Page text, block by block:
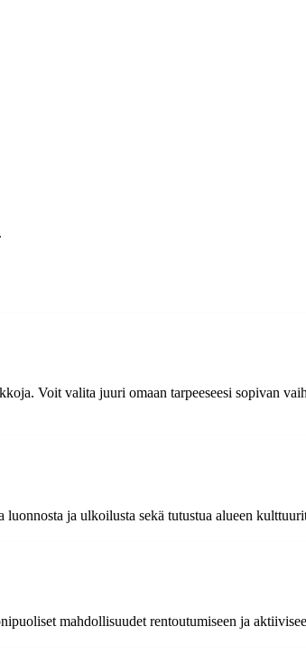
Voit valita juuri omaan tarpeeseesi sopivan
ja ulkoilusta sekä tutustua alueen
mahdollisuudet rentoutumiseen ja